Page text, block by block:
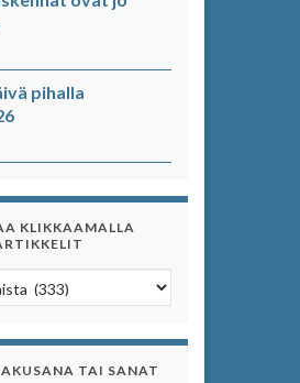
pihalla
KLIKKAAMALLA
klikkaamalla näet sen artikkelit
TAI SANAT